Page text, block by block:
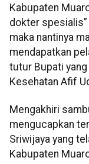
Kabupaten
dokter
maka nantinya
mendapatkan
tutur Bupati
Kesehatan Afif
Mengakhiri
mengucapkan
Sriwijaya yang
Kabupaten